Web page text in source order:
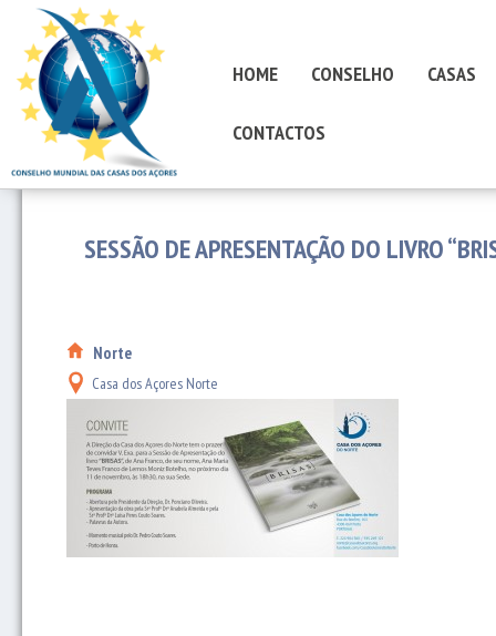
HOME CONSELHO CASAS
CONTACTOS
SESSÃO DE APRESENTAÇÃO DO LIVRO
Norte
Casa dos Açores Norte